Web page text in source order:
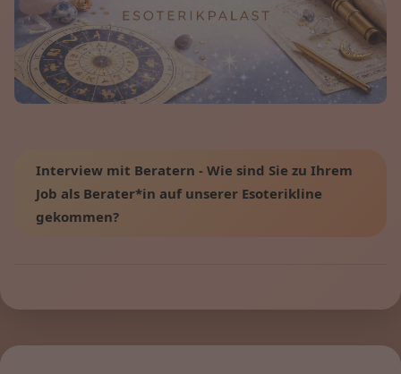
Interview mit Beratern - Wie sind Sie zu Ihrem
Job als Berater*in auf unserer Esoterikline
gekommen?